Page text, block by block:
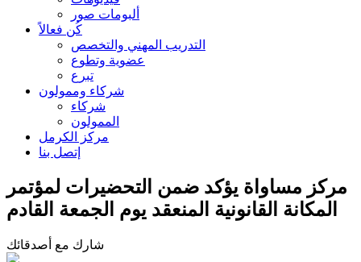
ألبومات صور
كُن فعالاً
التدريب المهني والتخصص
عضوية وتطوع
تبرع
شركاء وممولون
شركاء
الممولون
مركز الكرمل
إتصل بنا
مركز مساواة يؤكد ضمن التحضيرات لمؤتمر
المكانة القانونية المنعقد يوم الجمعة القادم
شارك مع أصدقائك